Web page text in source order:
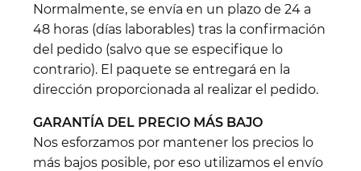
Normalmente, se envía en un plazo de 24 a
48 horas (días laborables) tras la confirmación
del pedido (salvo que se especifique lo
contrario). El paquete se entregará en la
dirección proporcionada al realizar el pedido.
GARANTÍA DEL PRECIO MÁS BAJO
Nos esforzamos por mantener los precios lo
más bajos posible, por eso utilizamos el envío